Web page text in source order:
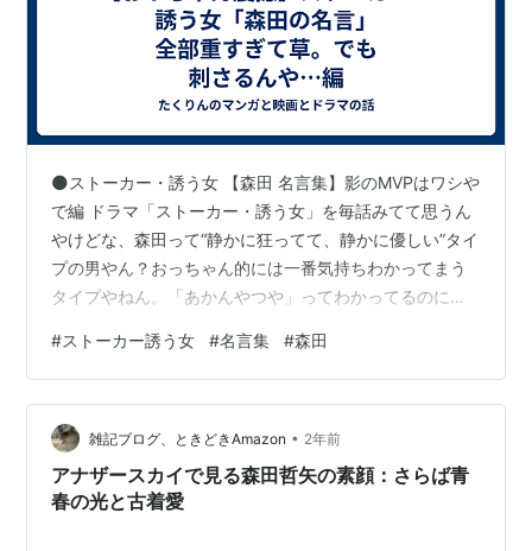
🌑ストーカー・誘う女 【森田 名言集】影のMVPはワシや
で編 ドラマ「ストーカー・誘う女」を毎話みてて思うん
やけどな、森田って“静かに狂ってて、静かに優しい”タイ
プの男やん？おっちゃん的には一番気持ちわかってまう
タイプやねん。「あかんやつや」ってわかってるのに、
名言だけにフォーカスした“濃いめの記事” 作ったで。ド
ラマ見てる人なら「わかるわ〜」って首もげるほど頷く
はずやし、見てない人も「ちょっと見よか…？」ってな
るやつや。 ◆森田 名言① 「人って…好きになったらア
カン時ほど、止まられへんねん」 この名言、視聴者の心
グサッと刺さったはず。“…
#ストーカー誘う女 #名言集 #森田
雑記ブログ、ときどきAmazon • 2年前
アナザースカイで見る森田哲矢の素顔：さらば青
春の光と古着愛